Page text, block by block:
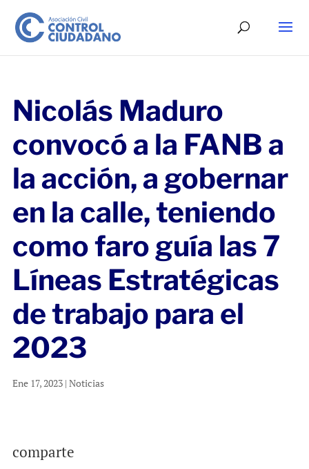
Nicolás Maduro
convocó a la FANB a
la acción, a gobernar
en la calle, teniendo
como faro guía las 7
Líneas Estratégicas
de trabajo para el
2023
Ene 17, 2023| Noticias
comparte